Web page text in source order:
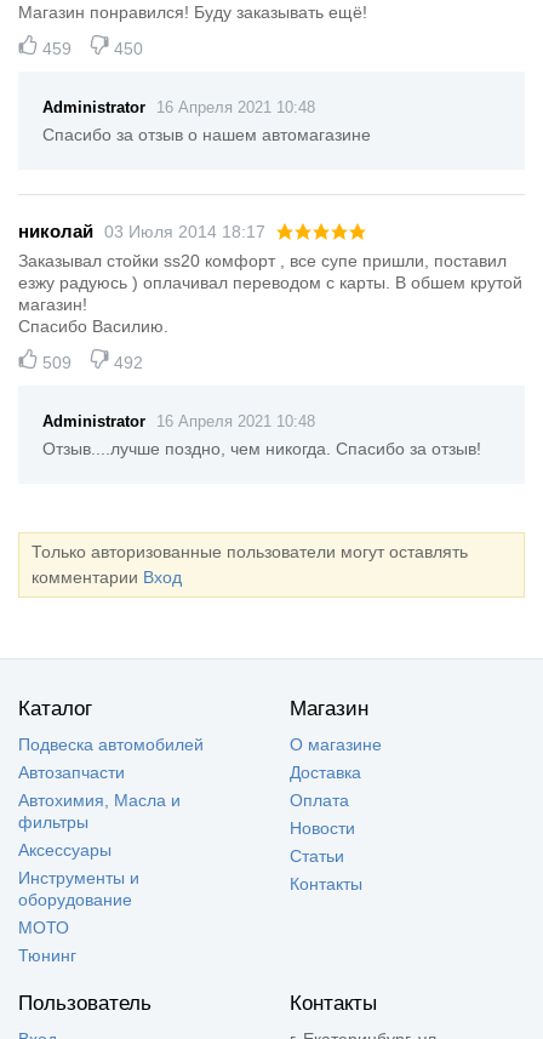
Магазин понравился! Буду заказывать ещё!
459
450
Administrator 16 Апреля 2021 10:48
Спасибо за отзыв о нашем автомагазине
николай 03 Июля 2014 18:17
Заказывал стойки ss20 комфорт , все супе пришли, поставил
езжу радуюсь ) оплачивал переводом с карты. В обшем крутой
магазин!
Спасибо Василию.
509
492
Administrator 16 Апреля 2021 10:48
Отзыв....лучше поздно, чем никогда. Спасибо за отзыв!
Только авторизованные пользователи могут оставлять
комментарии Вход
Каталог
Подвеска автомобилей
Автозапчасти
Автохимия, Масла и
фильтры
Аксессуары
Инструменты и
оборудование
МОТО
Тюнинг
Магазин
О магазине
Доставка
Оплата
Новости
Статьи
Контакты
Пользователь Контакты